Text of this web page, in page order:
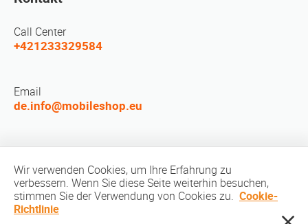
Call Center
+421233329584
Email
de.info@mobileshop.eu
Wir verwenden Cookies, um Ihre Erfahrung zu
verbessern. Wenn Sie diese Seite weiterhin besuchen,
stimmen Sie der Verwendung von Cookies zu. Cookie-
Richtlinie